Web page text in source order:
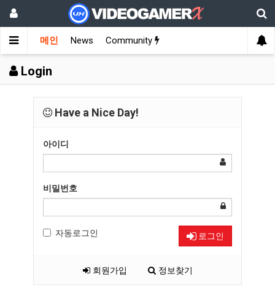
메인 News Community
Login
Have a Nice Day!
아이디
비밀번호
자동로그인 로그인
회원가입 정보찾기